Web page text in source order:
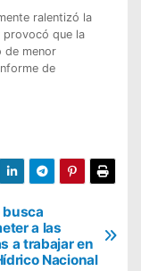
ralentizó la
provocó que la
de menor
de
busca
a las
a trabajar en
Nacional